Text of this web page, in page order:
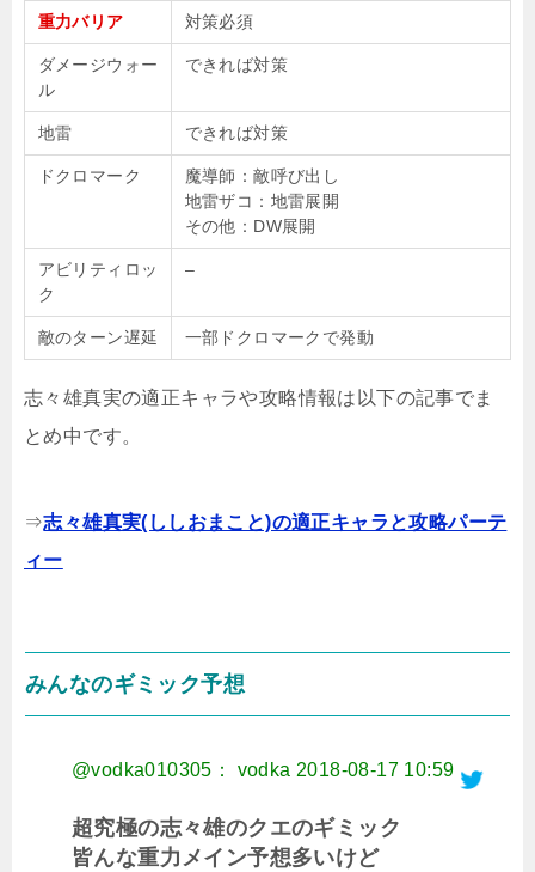
重力バリア 対策必須
ダメージウォー
ル
できれば対策
地雷 できれば対策
ドクロマーク
魔導師：敵呼び出し
地雷ザコ：地雷展開
その他：DW展開
アビリティロッ
ク
–
敵のターン遅延 一部ドクロマークで発動
志々雄真実の適正キャラや攻略情報は以下の記事でま
とめ中です。
⇒志々雄真実(ししおまこと)の適正キャラと攻略パーテ
ィー
みんなのギミック予想
@vodka010305： vodka 2018-08-17 10:59
超究極の志々雄のクエのギミック
皆んな重力メイン予想多いけど